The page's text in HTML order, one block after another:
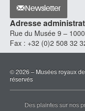
Newsletter
Adresse
Rue du Musée 9 –
Fax : +32 (0)2 508 32
© 2026 – Musées royaux
réservés
Des plaintes sur nos